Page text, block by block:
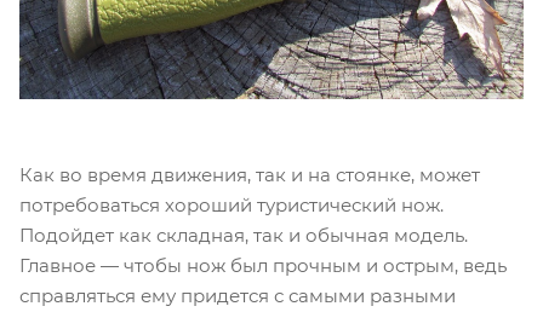
Как во время движения, так и на стоянке, может
потребоваться хороший туристический нож.
Подойдет как складная, так и обычная модель.
Главное — чтобы нож был прочным и острым, ведь
справляться ему придется с самыми разными